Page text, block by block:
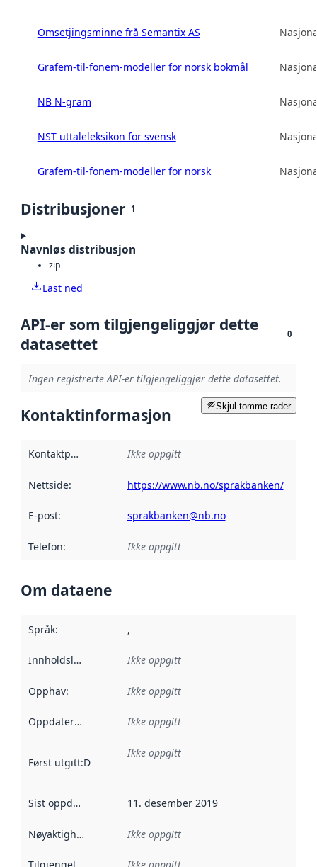
Omsetjingsminne frå Semantix AS
Grafem-til-fonem-modeller for norsk bokmål
NB N-gram
NST uttaleleksikon for svensk
Grafem-til-fonem-modeller for norsk
Distribusjoner 1
Navnløs distribusjon
zip
Last ned
API-er som tilgjengeliggjør dette
datasettet
0
Ingen registrerte API-er tilgjengeliggjør dette datasettet.
Skjul tomme rader
Kontaktinformasjon
Kontaktpunkt Ikke oppgitt
Nettside: https://www.nb.no/sprakbanken/
E-post: sprakbanken@nb.no
Telefon: Ikke oppgitt
Om dataene
Språk: ,
Innholdsleverandører :
Ikke oppgitt
Opphav: Ikke oppgitt
Oppdateringsfrekvens :
Ikke oppgitt
Først utgitt:Denne datoen sier når dataene i dette
Ikke oppgitt
Sist oppdatert 11. desember 2019
Nøyaktighet Ikke oppgitt